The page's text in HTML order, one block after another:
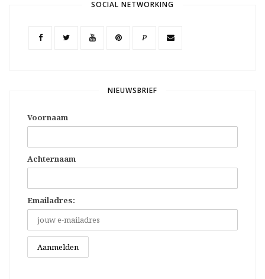
SOCIAL NETWORKING
P
NIEUWSBRIEF
Voornaam
Achternaam
Emailadres: